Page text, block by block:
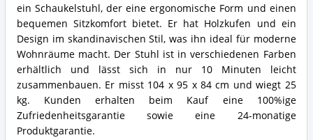
ein Schaukelstuhl, der eine ergonomische Form und einen
bequemen Sitzkomfort bietet. Er hat Holzkufen und ein
Design im skandinavischen Stil, was ihn ideal für moderne
Wohnräume macht. Der Stuhl ist in verschiedenen Farben
erhältlich und lässt sich in nur 10 Minuten leicht
zusammenbauen. Er misst 104 x 95 x 84 cm und wiegt 25
kg. Kunden erhalten beim Kauf eine 100%ige
Zufriedenheitsgarantie sowie eine 24-monatige
Produktgarantie.